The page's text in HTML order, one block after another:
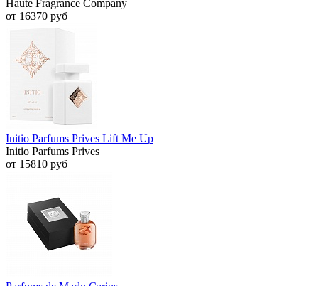
Haute Fragrance Company
от 16370 руб
Initio Parfums Prives Lift Me Up
Initio Parfums Prives
от 15810 руб